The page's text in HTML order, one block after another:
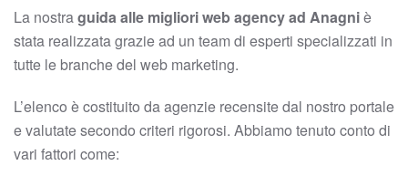
La nostraguida alle migliori web agency ad Anagniè
stata realizzata grazie ad un team di esperti specializzati in
tutte le branche del web marketing.
L’elenco è costituito da agenzie recensite dal nostro portale
e valutate secondo criteri rigorosi. Abbiamo tenuto conto di
vari fattori come: